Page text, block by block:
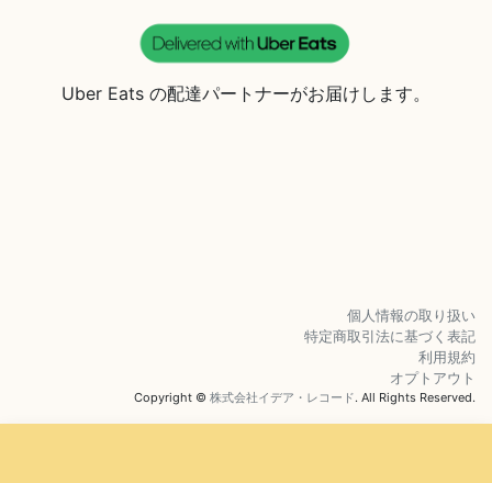
Uber Eats の配達パートナーがお届けします。
個人情報の取り扱い
特定商取引法に基づく表記
利用規約
オプトアウト
Copyright © 株式会社イデア・レコード. All Rights Reserved.